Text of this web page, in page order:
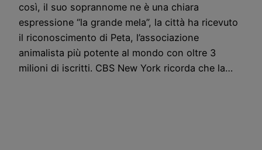
così, il suo soprannome ne è una chiara
espressione “la grande mela”, la città ha ricevuto
il riconoscimento di Peta, l’associazione
animalista più potente al mondo con oltre 3
milioni di iscritti. CBS New York ricorda che la…